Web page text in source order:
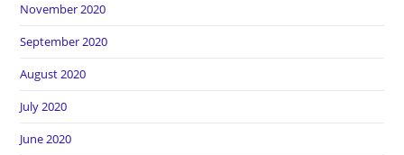
November 2020
September 2020
August 2020
July 2020
June 2020